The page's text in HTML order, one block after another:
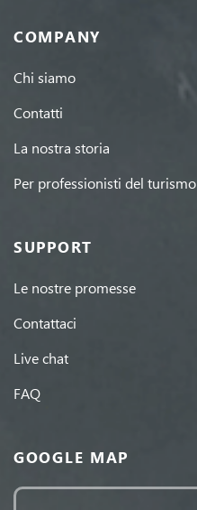
COMPANY
Chi siamo
Contatti
La nostra storia
Per professionisti del turismo
SUPPORT
Le nostre promesse
Contattaci
Live chat
FAQ
GOOGLE MAP